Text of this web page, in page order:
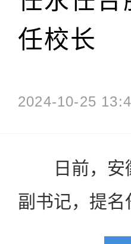
任校长
2024-10-25
日前，安徽
副书记，提名